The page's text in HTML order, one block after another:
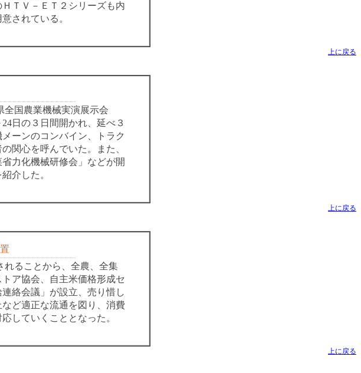
ＴＶ－ＥＴ２シリーズも内
されている。
上に戻る
国農業機械実演展示会
日の３日間開かれ、延べ３
ーンのコンバイン、トラク
関心を呼んでいた。また、
力化機械研修会」などが開
介した。
上に戻る
ることから、全農、全集
ア協会、自主米価格形成セ
絡会議」が設立、売り惜し
ど適正な流通を図り、消費
していくこととなった。
上に戻る